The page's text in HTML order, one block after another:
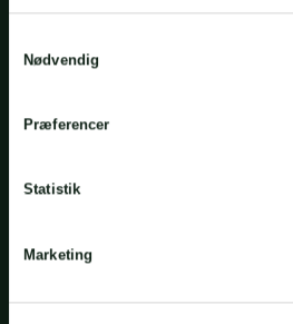
Nødvendig
Præferencer
Statistik
Marketing
Landia A/S - Hovedkontor
6940 Lem St.
mail info@landia.dk